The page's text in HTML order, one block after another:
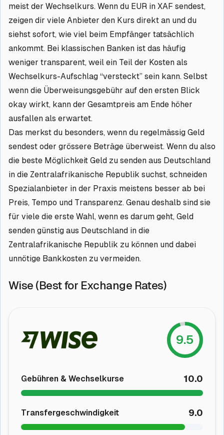
meist der Wechselkurs. Wenn du EUR in XAF sendest,
zeigen dir viele Anbieter den Kurs direkt an und du
siehst sofort, wie viel beim Empfänger tatsächlich
ankommt. Bei klassischen Banken ist das häufig
weniger transparent, weil ein Teil der Kosten als
Wechselkurs-Aufschlag “versteckt” sein kann. Selbst
wenn die Überweisungsgebühr auf den ersten Blick
okay wirkt, kann der Gesamtpreis am Ende höher
ausfallen als erwartet.
Das merkst du besonders, wenn du regelmässig Geld
sendest oder grössere Beträge überweist. Wenn du also
die beste Möglichkeit Geld zu senden aus Deutschland
in die Zentralafrikanische Republik suchst, schneiden
Spezialanbieter in der Praxis meistens besser ab bei
Preis, Tempo und Transparenz. Genau deshalb sind sie
für viele die erste Wahl, wenn es darum geht, Geld
senden günstig aus Deutschland in die
Zentralafrikanische Republik zu können und dabei
unnötige Bankkosten zu vermeiden.
Wise (Best for Exchange Rates)
9.5
Gebühren & Wechselkurse 10.0
Transfergeschwindigkeit 9.0